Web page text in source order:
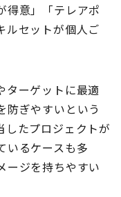
得意」「テレアポ
ルセットが個人ご
ターゲットに最適
防ぎやすいという
したプロジェクトが
いるケースも多
ージを持ちやすい